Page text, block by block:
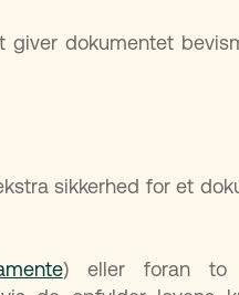
giver dokumentet
sikkerhed for et
) eller foran to